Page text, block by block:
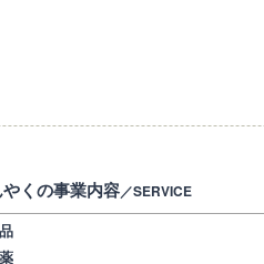
やくの事業内容／SERVICE